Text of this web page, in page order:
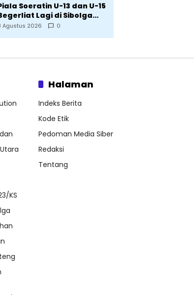
Soeratin U-13 dan U-15
Lagi di Sibolga
Stadion Horas
Agustus 2026 0
KS
Halaman
Indeks Berita
Kode Etik
Pedoman Media Siber
Redaksi
Tentang